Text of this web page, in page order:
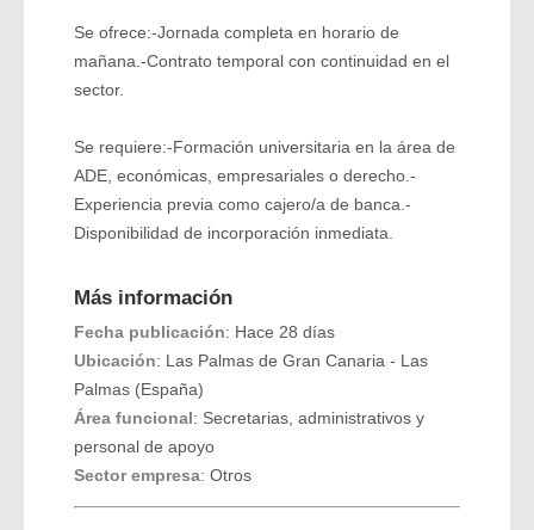
Se ofrece:-Jornada completa en horario de
mañana.-Contrato temporal con continuidad en el
sector.
Se requiere:-Formación universitaria en la área de
ADE, económicas, empresariales o derecho.-
Experiencia previa como cajero/a de banca.-
Disponibilidad de incorporación inmediata.
Más información
Fecha publicación: Hace 28 días
Ubicación: Las Palmas de Gran Canaria - Las
Palmas (España)
Área funcional: Secretarias, administrativos y
personal de apoyo
Sector empresa: Otros